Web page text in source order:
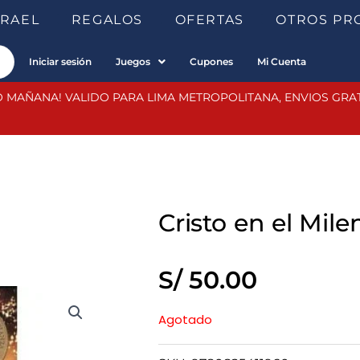
REGALOS OFERTAS OTROS
Iniciar sesión Juegos Cupones Mi Cuenta
MAÑANA! VALIDO PARA LIMA METROPOLITANA, ENVIOS
Cristo en el
S/50.00
Agotado